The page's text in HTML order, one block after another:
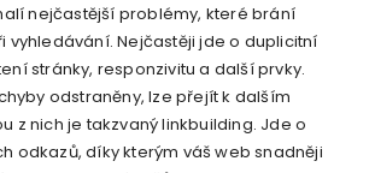
nejčastější problémy, které brání
vyhledávání. Nejčastěji jde o duplicitní
stránky, responzivitu a další prvky.
odstraněny, lze přejít k dalším
z nich je takzvaný linkbuilding. Jde o
odkazů, díky kterým váš web snadněji